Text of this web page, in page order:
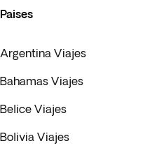
Paises
Argentina Viajes
Bahamas Viajes
Belice Viajes
Bolivia Viajes